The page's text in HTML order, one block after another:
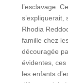
l’esclavage.
s’expliquerait,
Rhodia
famille chez
découragée
évidentes, ces
les enfants